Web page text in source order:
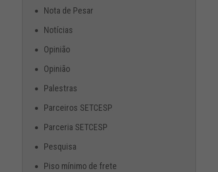
Nota de Pesar
Notícias
Opinião
Opinião
Palestras
Parceiros SETCESP
Parceria SETCESP
Pesquisa
Piso mínimo de frete